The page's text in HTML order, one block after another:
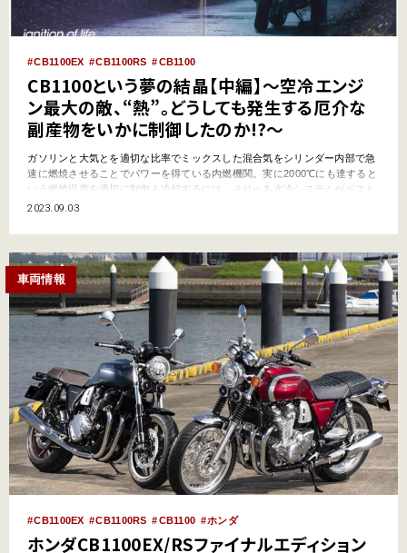
CB1100EX CB1100RS CB1100
CB1100という夢の結晶【中編】～空冷エンジ
ン最大の敵、“熱”。どうしても発生する厄介な
副産物をいかに制御したのか!?～
ガソリンと大気とを適切な比率でミックスした混合気をシリンダー内部で急
速に燃焼させることでパワーを得ている内燃機関。実に2000℃にも達すると
いう燃焼温度を適切に制御＆冷却するには、そりゃあ水冷システムがベスト
だというのは分かります。そこをあえての“空冷”で攻めてきたホンダ開発者
は内燃機関にとって永遠…
2023.09.03
車両情報
CB1100EX CB1100RS CB1100 ホンダ
ホンダCB1100EX/RSファイナルエディション